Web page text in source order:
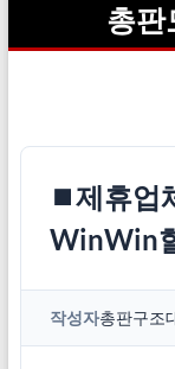
총판
⏹제휴업
WinWin
작성자총판구조